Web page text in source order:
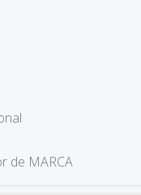
de MARCA